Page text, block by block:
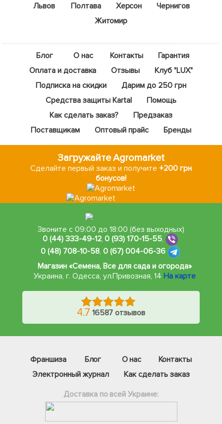
Львов
Полтава Херсон
Чернигов
Житомир
Блог О нас Контакты
Гарантия
Оплата и доставка
Отзывы
Клуб "LUX"
Подписка на скидки
Дарим до 250 грн
Средства защиты Kartal
Помощь
Как сделать заказ?
Предзаказ
Поставщикам
Оптовый прайс Бренды
Загружайте Agromarket
Сделайте первый заказ и получите +200 грн
бонусов!
Звоните с 09:00 до 18:00 (без выходных)
0 (44) 333-49-12,0 (93) 170-15-55,
0 (48) 708-10-58, 0 (67) 004-06-36
Магазин «Семена, Все для сада и огорода»
Украина, г. Одесса, ул.Привозная, 14 На карте
4.7 16587 отзывов
Франшиза Блог О нас
Контакты
Электронный журнал
Как сделать заказ
Доставка по всей Украине: